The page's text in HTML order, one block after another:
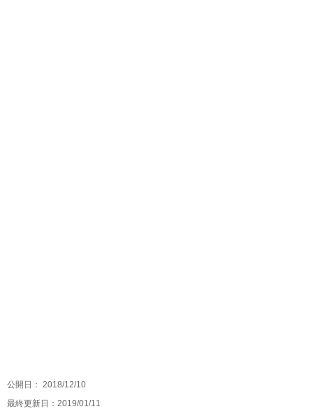
公開日： 2018/12/10
最終更新日：2019/01/11